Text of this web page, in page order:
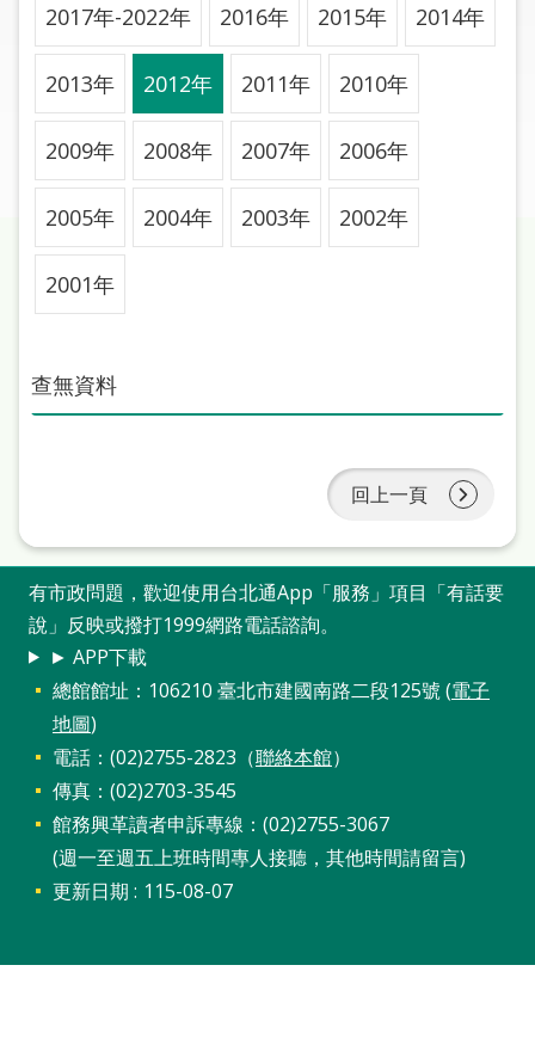
線
上
申
請
常
見
問
市
圖
導
覽
閱
兒
常
問
2017年-2022年 2016年 2015年 2014年
2013年 2012年 2011年 2010年
2009年 2008年 2007年 2006年
2005年 2004年 2003年 2002年
2001年
查無資料
回上一頁
有市政問題，歡迎使用台北通App「服務」項目「有話要
說」反映或撥打1999網路電話諮詢。
► APP下載
總館館址：106210 臺北市建國南路二段125號 (電子
地圖)
電話：(02)2755-2823（聯絡本館）
傳真：(02)2703-3545
館務興革讀者申訴專線：(02)2755-3067
(週一至週五上班時間專人接聽，其他時間請留言)
更新日期
115-08-07